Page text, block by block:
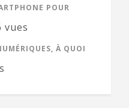
POUR
vues
À QUOI